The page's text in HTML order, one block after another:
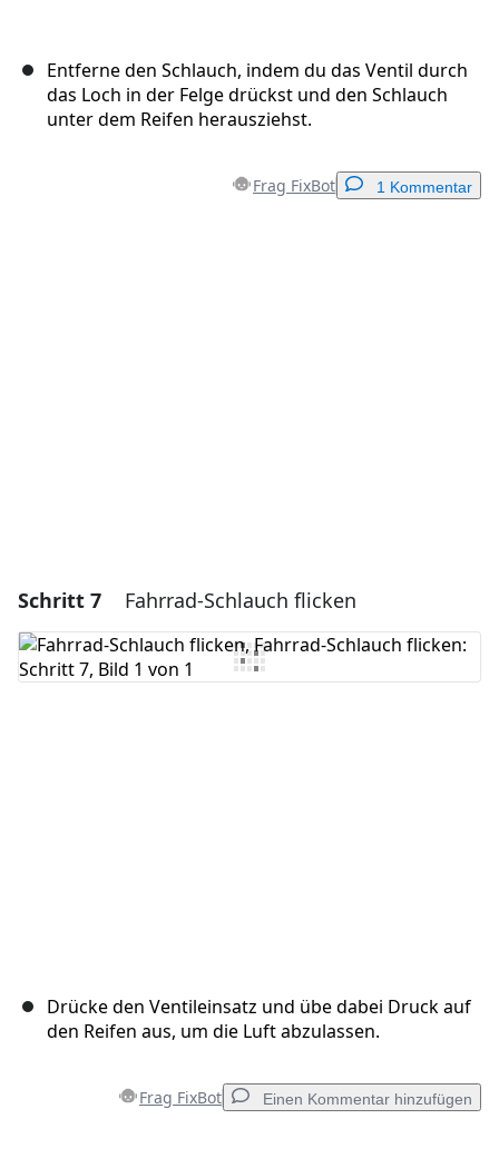
Entferne den Schlauch, indem du das Ventil durch
das Loch in der Felge drückst und den Schlauch
unter dem Reifen herausziehst.
Frag FixBot 1 Kommentar
Schritt 7 Fahrrad-Schlauch flicken
Drücke den Ventileinsatz und übe dabei Druck auf
den Reifen aus, um die Luft abzulassen.
Frag FixBot Einen Kommentar hinzufügen